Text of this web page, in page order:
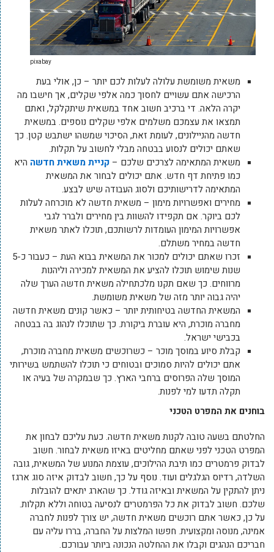
pixabay
משאית משומשת עלולה לעלות לכם יותר – כן, אולי בעת
הרכישה אתם עשויים לחסוך כמה אלפי שקלים, אך חישבו מה
יקרה הלאה. די ברכיב חשוב אחד במשאית שיתקלקל, ואתם
תמצאו את עצמכם משלמים אלפי שקלים נוספים. במשאית
חדשה מהניילונים, לעומת זאת, הסיכוי שמשהו ישתבש קטן. כך
שאתם יכולים לנסוע בבטחה מבלי לחשוב על תקלות.
משאית המתאימה לצרכים שלכם – קניית משאית חדשה היא
כמו פתיחת דף חדש. אתם יכולים לבחור את המשאית
המתאימה לדרישותיכם ולסוג העבודה שיש לבצע.
מחירים ואפשרויות מימון – משאית חדשה לא מוכרחה לעלות
לכם ביוקר. אם תקפידו להשוות בין מחירים ולברר לגבי
אפשרויות המימון העומדות לרשותכם, תוכלו לאתר משאית
חדשה במחיר משתלם.
זכרו שאתם יכולים למכור את המשאית בבוא העת – כעבור כ-5
שנות שימוש תוכלו להציע את המשאית למכירה וליהנות
מרווחים. כך שאם תקנו מלכתחילה משאית חדשה הערך שלה
יהיה גבוה יותר מזה של משאית משומשת.
המשאית החדשה בטיחותית יותר – כאשר קונים משאית חדשה
מחברה מוכרת, היא עוברת ביקורת. כך שתוכלו לנהוג בה בבטחה
בכבישי ישראל.
קבלת סיוע במוסך מוכר – כשרוכשים משאית מחברה מוכרת,
אתם יכולים להיות סמוכים ובטוחים כי תוכלו להשתמש בשירותי
המוסך שלה הפרוסים ברחבי הארץ. כך שבמקרה של בעיה או
תקלה תדעו למי לפנות.
בוחנים את המפרט הטכני
החלטתם בשעה טובה לקנות משאית חדשה. כעת עליכם לבחון את
המפרט הטכני לפני שאתם מחליטים באיזו משאית לבחור. חשוב
לבדוק פרמטרים כמו תיבת ההילוכים, עוצמת המנוע של המשאית, גובה
השלדה, רדיוס הגלגלים ועוד. נוסף על כך, חשוב לבדוק איזה סוג ארגז
ניתן להתקין על המשאית ובאיזה גודל. כך שהארג יתאים להובלות
שלכם. חשוב לבדוק את כל הפרמטרים לנסיעה בטוחה וללא תקלות.
על כן, כאשר אתם רוכשים משאית חדשה, יש צורך לפנות לחברה
אמינה, מנוסה ומקצועית. חפשו המלצות על החברה, בררו עליה עם
חבריכם הנהגים וקבלו את ההחלטה הנכונה ביותר עבורכם.